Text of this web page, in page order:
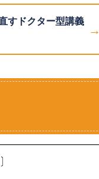
すドクター型講義
→